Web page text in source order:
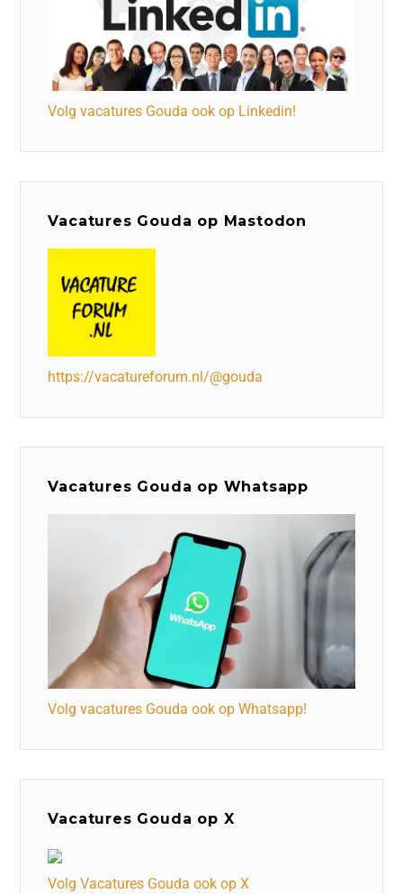
Volg vacatures Gouda ook op Linkedin!
Vacatures Gouda op Mastodon
https://vacatureforum.nl/@gouda
Vacatures Gouda op Whatsapp
Volg vacatures Gouda ook op Whatsapp!
Vacatures Gouda op X
Volg Vacatures Gouda ook op X